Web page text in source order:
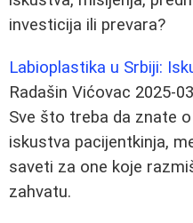
investicija ili prevara?
Labioplastika u Srbiji:
Radašin Vićovac 2025-
Sve što treba da znate
iskustva pacijentkinja,
saveti za one koje
zahvatu.